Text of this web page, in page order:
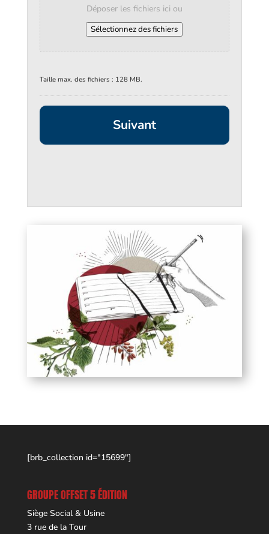
Déposer les fichiers ici ou
Sélectionnez des fichiers
Taille max. des fichiers : 128 MB.
[brb_collection id="15699"]
GROUPE OFFSET 5 ÉDITION
Siège Social & Usine
3 rue de la Tour